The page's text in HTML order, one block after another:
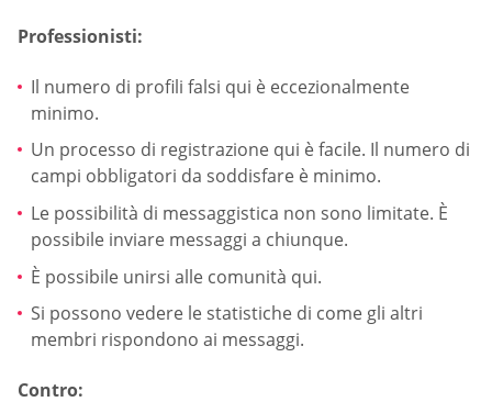
Professionisti:
Il numero di profili falsi qui è eccezionalmente
minimo.
Un processo di registrazione qui è facile. Il numero di
campi obbligatori da soddisfare è minimo.
Le possibilità di messaggistica non sono limitate. È
possibile inviare messaggi a chiunque.
È possibile unirsi alle comunità qui.
Si possono vedere le statistiche di come gli altri
membri rispondono ai messaggi.
Contro: